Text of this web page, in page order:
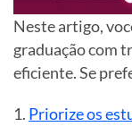
Neste artigo,
graduação com
eficiente. Se
Priorize os